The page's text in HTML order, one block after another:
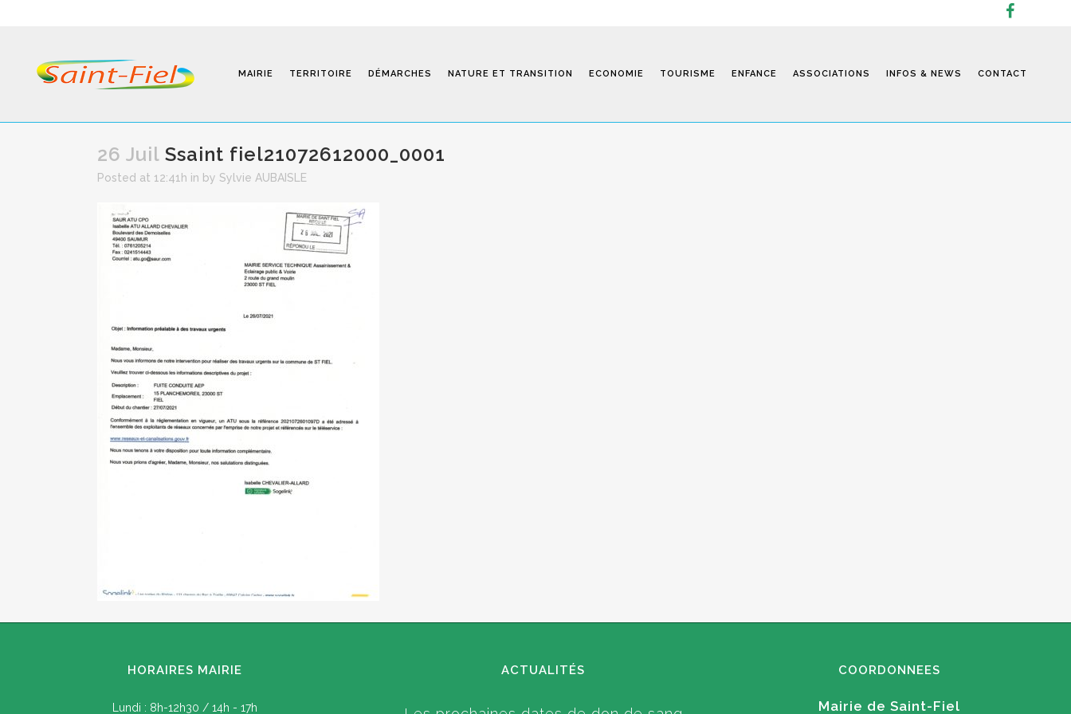
MAIRIE TERRITOIRE DÉMARCHES NATURE ET TRANSITION ECONOMIE TOURISME ENFANCE
Infos Pratiques
Modalités D’inscription
ASSOCIATIONS INFOS & NEWS CONTACT
26 Juil Ssaint fiel21072612000_0001
Posted at 12:41h in by Sylvie AUBAISLE
HORAIRES MAIRIE
Lundi : 8h-12h30 / 14h - 17h
ACTUALITÉS COORDONNEES
Mairie de Saint-Fiel